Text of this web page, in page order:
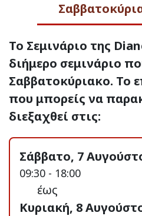
Το Σεμινάριο της
διήμερο σεμινάριο
Σαββατοκύριακο. Το
που μπορείς να
διεξαχθεί στις:
Σάββατο, 7
09:30 - 18:00
έως
Κυριακή, 8